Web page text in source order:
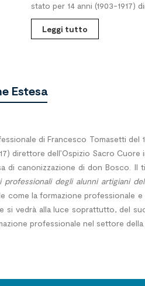
stato per 14 anni (1903-1917)
Leggi tutto
Estesa
di Francesco Tomasetti del
direttore dell’Ospizio Sacro Cuore
di canonizzazione di don Bosco.
degli alunni artigiani
la formazione professionale
vedrà alla luce soprattutto, del
professionale nel settore